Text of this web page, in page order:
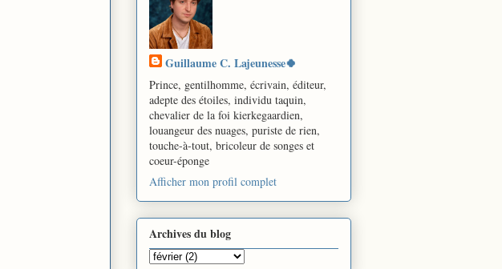
Guillaume C. Lajeunesse🍀
Prince, gentilhomme, écrivain, éditeur,
adepte des étoiles, individu taquin,
chevalier de la foi kierkegaardien,
louangeur des nuages, puriste de rien,
touche-à-tout, bricoleur de songes et
coeur-éponge
Afficher mon profil complet
Archives du blog